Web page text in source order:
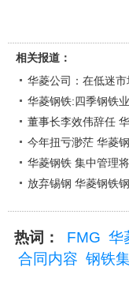
相关报道：
华菱公司：在低迷
华菱钢铁:四季钢铁
董事长李效伟辞任
今年扭亏渺茫 华菱
华菱钢铁 集中管理
放弃锡钢 华菱钢铁
热词： FMG 华
合同内容 钢铁